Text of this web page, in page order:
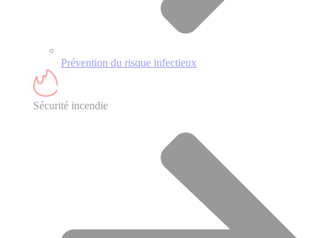
Prévention du risque infectieux
Sécurité incendie